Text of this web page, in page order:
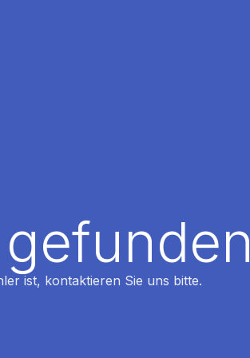
ist, kontaktieren Sie uns bitte.